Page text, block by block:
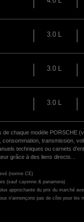
3.0 L
3.0 L
3.0 L
chaque modèle PORSCHE
transmission,
techniques ou carnets
grâce à des liens directs...
(norme CE)
(sauf cayenne & panamera)
approchante du prix du marché
n'annonçons pas de côte pour les